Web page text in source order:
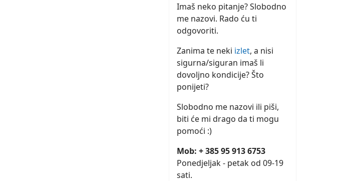
Imaš neko pitanje? Slobodno
me nazovi. Rado ću ti
odgovoriti.
Zanima te neki izlet, a nisi
sigurna/siguran imaš li
dovoljno kondicije? Što
ponijeti?
Slobodno me nazovi ili piši,
biti će mi drago da ti mogu
pomoći :)
Mob: + 385 95 913 6753
Ponedjeljak - petak od 09-19
sati.